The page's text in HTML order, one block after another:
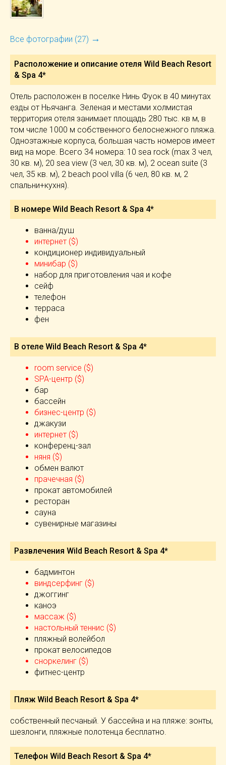
Все фотографии (27) →
Расположение и описание отеля Wild Beach Resort
& Spa 4*
Отель расположен в поселке Нинь Фуок в 40 минутах
езды от Ньячанга. Зеленая и местами холмистая
территория отеля занимает площадь 280 тыс. кв м, в
том числе 1000 м собственного белоснежного пляжа.
Одноэтажные корпуса, большая часть номеров имеет
вид на море. Всего 34 номера: 10 sea rock (max 3 чел,
30 кв. м), 20 sea view (3 чел, 30 кв. м), 2 ocean suite (3
чел, 35 кв. м), 2 beach pool villa (6 чел, 80 кв. м, 2
спальни+кухня).
В номере Wild Beach Resort & Spa 4*
ванна/душ
интернет ($)
кондиционер индивидуальный
минибар ($)
набор для приготовления чая и кофе
сейф
телефон
терраса
фен
В отеле Wild Beach Resort & Spa 4*
room service ($)
SPA-центр ($)
бар
бассейн
бизнес-центр ($)
джакузи
интернет ($)
конференц-зал
няня ($)
обмен валют
прачечная ($)
прокат автомобилей
ресторан
сауна
сувенирные магазины
Развлечения Wild Beach Resort & Spa 4*
бадминтон
виндсерфинг ($)
джоггинг
каноэ
массаж ($)
настольный теннис ($)
пляжный волейбол
прокат велосипедов
сноркелинг ($)
фитнес-центр
Пляж Wild Beach Resort & Spa 4*
собственный песчаный. У бассейна и на пляже: зонты,
шезлонги, пляжные полотенца бесплатно.
Телефон Wild Beach Resort & Spa 4*